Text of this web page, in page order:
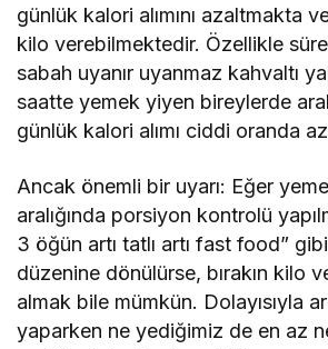
günlük kalori alımını azaltmakta
kilo verebilmektedir. Özellikle
sabah uyanır uyanmaz kahvaltı
saatte yemek yiyen bireylerde
günlük kalori alımı ciddi oranda
Ancak önemli bir uyarı: Eğer
aralığında porsiyon kontrolü
3 öğün artı tatlı artı fast food”
düzenine dönülürse, bırakın kilo
almak bile mümkün. Dolayısıyla
yaparken ne yediğimiz de en az